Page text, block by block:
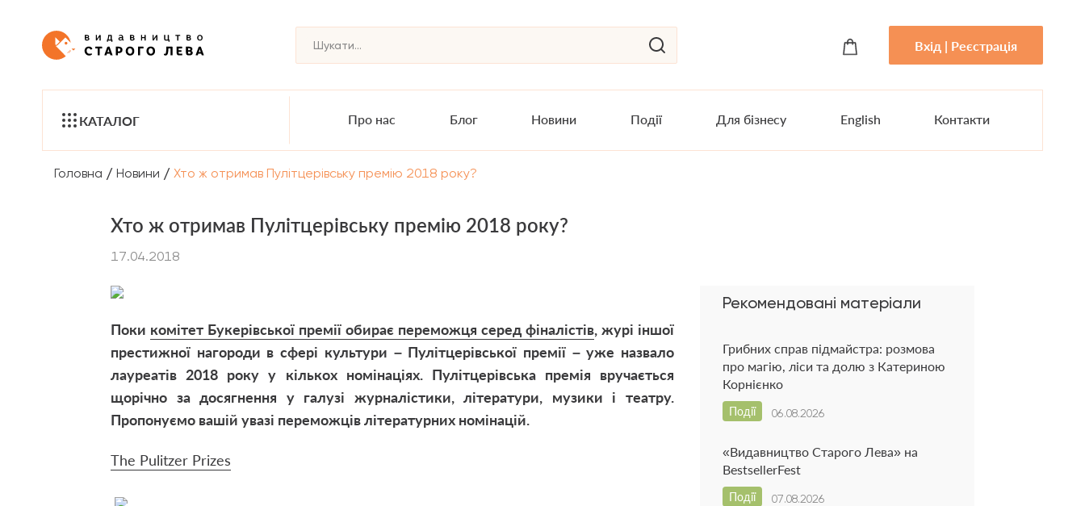
Вхід | Реєстрація
КАТАЛОГ Про нас Блог Новини Події Для бізнесу English Контакти
Головна / Новини / Хто ж отримав Пулітцерівську премію 2018 року?
Хто ж отримав Пулітцерівську премію 2018 року?
17.04.2018
Поки комітет Букерівської премії обирає переможця серед фіналістів, журі іншої
престижної нагороди в сфері культури – Пулітцерівської премії – уже назвало
лауреатів 2018 року у кількох номінаціях. Пулітцерівська премія вручається
щорічно за досягнення у галузі журналістики, літератури, музики і театру.
Пропонуємо вашій увазі переможців літературних номінацій.
The Pulitzer Prizes
Рекомендовані матеріали
Грибних справ підмайстра: розмова
про магію, ліси та долю з Катериною
Корнієнко
06.08.2026
Події
«Видавництво Старого Лева» на
BestsellerFest
07.08.2026
Події